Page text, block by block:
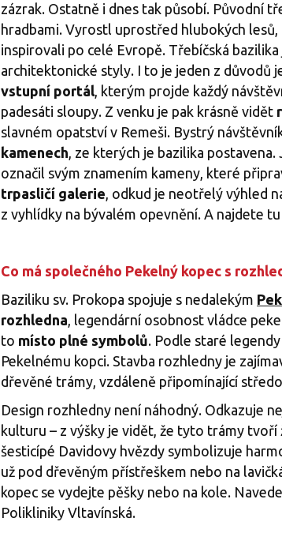
zázrak. Ostatně i dnes tak působí. Původní
hradbami. Vyrostl uprostřed hlubokých
inspirovali po celé Evropě. Třebíčská
architektonické styly. I to je jeden z důvodů
vstupní portál, kterým projde každý
padesáti sloupy. Z venku je pak krásně vidět
slavném opatství v Remeši. Bystrý
kamenech, ze kterých je bazilika
označil svým znamením kameny, které
trpasličí galerie, odkud je neotřelý výhled
z vyhlídky na bývalém opevnění. A najdete tu
Co má společného Pekelný kopec s
Baziliku sv. Prokopa spojuje s nedalekým
rozhledna, legendární osobnost vládce
to místo plné symbolů. Podle staré
Pekelnému kopci. Stavba rozhledny je
dřevěné trámy, vzdáleně připomínající
Design rozhledny není náhodný. Odkazuje
kulturu – z výšky je vidět, že tyto trámy
šesticípé Davidovy hvězdy symbolizuje
už pod dřevěným přístřeškem nebo na
kopec se vydejte pěšky nebo na kole.
Polikliniky Vltavínská.